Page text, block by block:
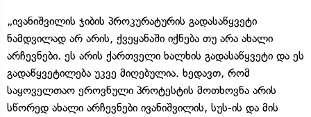
„ივანიშვილის ჯიბის პროკურატურის გადასაწყვეტი
ნამდვილად არ არის, ქვეყანაში იქნება თუ არა ახალი
არჩევნები. ეს არის ქართველი ხალხის გადასაწყვეტი და ეს
გადაწყვეტილება უკვე მიღებულია. ხედავთ, რომ
საყოველთაო ეროვნული პროტესტის მოთხოვნა არის
სწორედ ახალი არჩევნები ივანიშვილის, სუს-ის და მის